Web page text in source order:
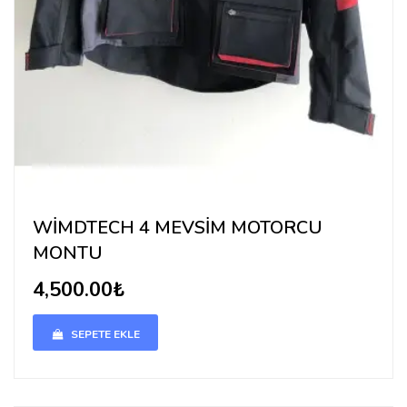
WİMDTECH 4 MEVSİM MOTORCU
MONTU
4,500.00₺
SEPETE EKLE